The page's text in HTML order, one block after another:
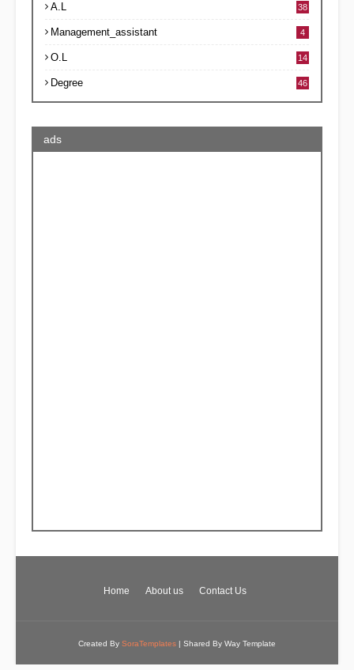
A.L 38
Management_assistant 4
O.L 14
Degree 46
ads
Home About us Contact Us
Created By SoraTemplates | Shared By Way Template